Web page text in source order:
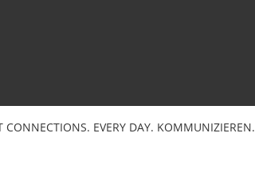
CONNECTIONS. EVERY DAY. KOMMUNIZIEREN.